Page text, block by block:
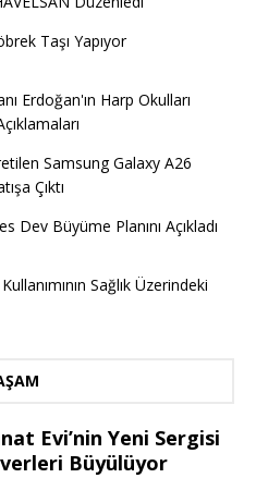
Taşı Yapıyor
Erdoğan'ın Harp Okulları
Samsung Galaxy A26
Çıktı
Dev Büyüme Planını Açıkladı
Sağlık Üzerindeki
Evi’nin Yeni Sergisi
Büyülüyor